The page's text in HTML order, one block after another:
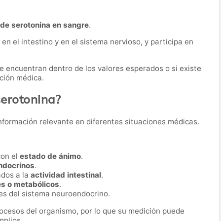
serotonina en sangre.
el intestino y en el sistema nervioso, y participa en
encuentran dentro de los valores esperados o si existe
médica.
relevante en diferentes situaciones médicas.
el estado de ánimo.
.
a la actividad intestinal.
o metabólicos.
del sistema neuroendocrino.
del organismo, por lo que su medición puede